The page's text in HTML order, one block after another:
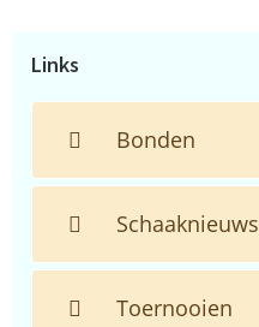
Links
Bonden
Schaaknieuws
Toernooien